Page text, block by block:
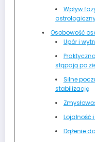
Wpływ
Osobowość
Upór i
stąpają po
Silne
stabilizację
Lojalność
Dążenie